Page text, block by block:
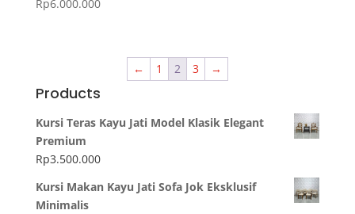
Rp6.000.000
← 1 2 3 →
Products
Kursi Teras Kayu Jati Model Klasik Elegant
Premium
Rp3.500.000
Kursi Makan Kayu Jati Sofa Jok Eksklusif
Minimalis